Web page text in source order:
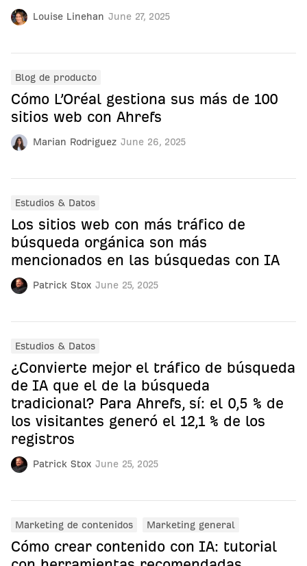
Louise Linehan June 27, 2025
Marian Rodriguez June 26, 2025
Blog de producto
Cómo L’Oréal gestiona sus más de 100
sitios web con Ahrefs
Patrick Stox June 25, 2025
Estudios & Datos
Los sitios web con más tráfico de
búsqueda orgánica son más
mencionados en las búsquedas con IA
Patrick Stox June 25, 2025
Estudios & Datos
¿Convierte mejor el tráfico de búsqueda
de IA que el de la búsqueda
tradicional? Para Ahrefs, sí: el 0,5 % de
los visitantes generó el 12,1 % de los
registros
Marketing de contenidos Marketing general
Cómo crear contenido con IA: tutorial